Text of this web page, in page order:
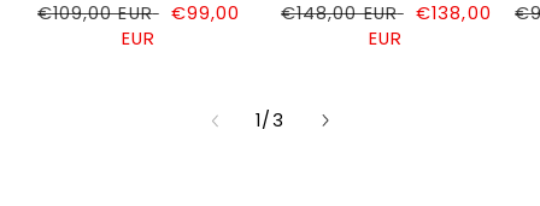
Prezzo
€109,00 EUR
Prezzo
€99,00
EUR
Prezzo
€148,00 EUR
Prezzo
€138,00
EUR
1/
su3